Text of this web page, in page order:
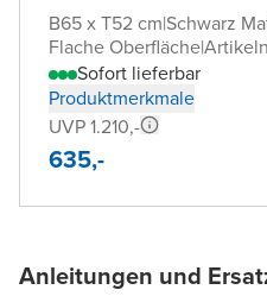
B65 x T52 cm|Schwarz
Flache Oberfläche|
Sofort lieferbar
Produktmerkmale
UVP 1.210,-
635,-
Anleitungen und